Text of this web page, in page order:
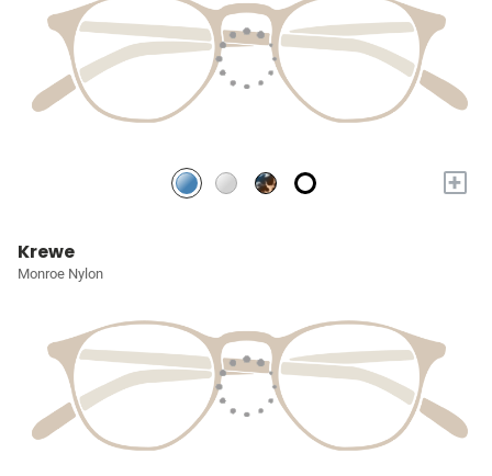
+
Krewe
Monroe Nylon